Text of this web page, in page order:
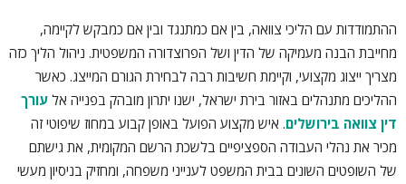
ההתמודדות עם הליכי צוואה, בין אם כמתנגד ובין אם כמבקש לקיימה,
מחייבת הבנה מעמיקה של הדין ושל הפרוצדורה המשפטית. ניהול הליך כזה
מצריך ייצוג מקצועי, וקיימת חשיבות רבה לבחירת הגורם המייצג. כאשר
ההליכים מתנהלים באזור בירת ישראל, ישנו יתרון מובהק בפנייה אל עורך
דין צוואה בירושלים. איש מקצוע הפועל באופן קבוע במחוז שיפוטי זה
מכיר את נהלי העבודה הספציפיים בלשכת הרשם המקומית, את גישתם
של השופטים השונים בבית המשפט לענייני משפחה, ומחזיק בניסיון מעשי